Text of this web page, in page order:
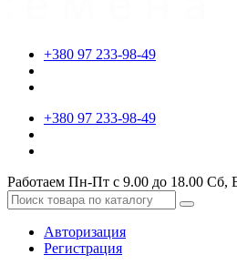
+380 97 233-98-49
+380 97 233-98-49
Работаем Пн-Пт с 9.00 до 18.00 Сб,
Авторизация
Регистрация